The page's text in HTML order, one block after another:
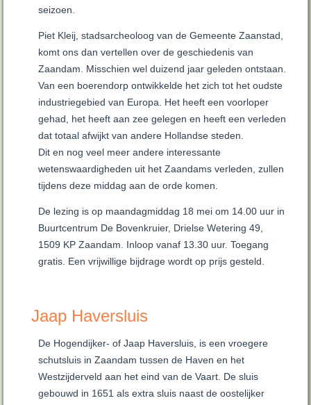
seizoen.
Piet Kleij, stadsarcheoloog van de Gemeente Zaanstad,
komt ons dan vertellen over de geschiedenis van
Zaandam. Misschien wel duizend jaar geleden ontstaan.
Van een boerendorp ontwikkelde het zich tot het oudste
industriegebied van Europa. Het heeft een voorloper
gehad, het heeft aan zee gelegen en heeft een verleden
dat totaal afwijkt van andere Hollandse steden.
Dit en nog veel meer andere interessante
wetenswaardigheden uit het Zaandams verleden, zullen
tijdens deze middag aan de orde komen.
De lezing is op maandagmiddag 18 mei om 14.00 uur in
Buurtcentrum De Bovenkruier, Drielse Wetering 49,
1509 KP Zaandam. Inloop vanaf 13.30 uur. Toegang
gratis. Een vrijwillige bijdrage wordt op prijs gesteld.
Jaap Haversluis
De Hogendijker- of Jaap Haversluis, is een vroegere
schutsluis in Zaandam tussen de Haven en het
Westzijderveld aan het eind van de Vaart. De sluis
gebouwd in 1651 als extra sluis naast de oostelijker